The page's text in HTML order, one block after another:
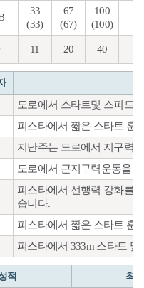
33
(33)
67
(67)
100
(100)
11 20 40
도로에서 스타트및 스피드
피스타에서 짧은 스타트 훈
지난주는 도로에서 지구력
도로에서 근지구력운동을
피스타에서 선행력 강화를
습니다.
피스타에서 짧은 스타트 훈
피스타에서 333m 스타트
적 최